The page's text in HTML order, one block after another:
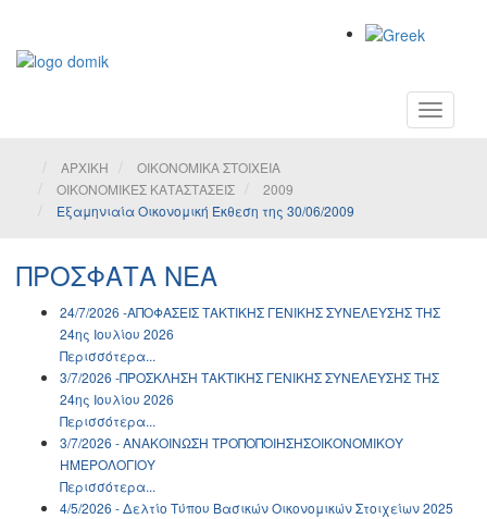
Toggle
ΑΡΧΙΚΗ
ΟΙΚΟΝΟΜΙΚΑ ΣΤΟΙΧΕΙΑ
ΟΙΚΟΝΟΜΙΚΕΣ ΚΑΤΑΣΤΑΣΕΙΣ
2009
Εξαμηνιαία Οικονομική Έκθεση της 30/06/2009
ΠΡΟΣΦΑΤΑ ΝΕΑ
24/7/2026 -ΑΠΟΦΑΣΕΙΣ ΤΑΚΤΙΚΗΣ ΓΕΝΙΚΗΣ ΣΥΝΕΛΕΥΣΗΣ ΤΗΣ
24ης Ιουλίου 2026
Περισσότερα...
3/7/2026 -ΠΡΟΣΚΛΗΣΗ ΤΑΚΤΙΚΗΣ ΓΕΝΙΚΗΣ ΣΥΝΕΛΕΥΣΗΣ ΤΗΣ
24ης Ιουλίου 2026
Περισσότερα...
3/7/2026 - ΑΝΑΚΟΙΝΩΣH ΤΡΟΠΟΠΟΙΗΣΗΣΟΙΚΟΝΟΜΙΚΟΥ
ΗΜΕΡΟΛΟΓΙΟΥ
Περισσότερα...
4/5/2026 - Δελτίο Τύπου Βασικών Οικονομικών Στοιχείων 2025